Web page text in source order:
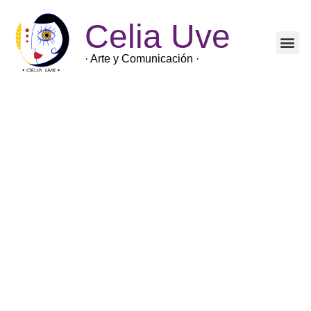
Celia Uve
· Arte y Comunicación ·